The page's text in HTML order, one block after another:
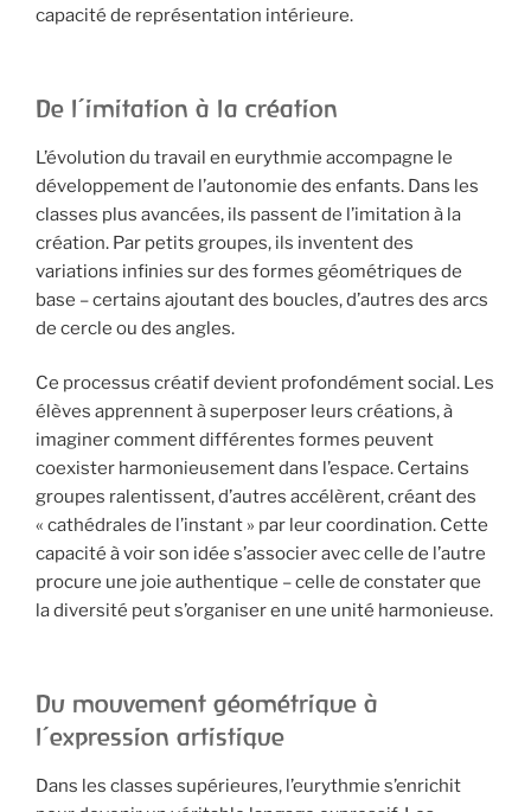
capacité de représentation intérieure.
De l’imitation à la création
L’évolution du travail en eurythmie accompagne le
développement de l’autonomie des enfants. Dans les
classes plus avancées, ils passent de l’imitation à la
création. Par petits groupes, ils inventent des
variations infinies sur des formes géométriques de
base – certains ajoutant des boucles, d’autres des arcs
de cercle ou des angles.
Ce processus créatif devient profondément social. Les
élèves apprennent à superposer leurs créations, à
imaginer comment différentes formes peuvent
coexister harmonieusement dans l’espace. Certains
groupes ralentissent, d’autres accélèrent, créant des
« cathédrales de l’instant » par leur coordination. Cette
capacité à voir son idée s’associer avec celle de l’autre
procure une joie authentique – celle de constater que
la diversité peut s’organiser en une unité harmonieuse.
Du mouvement géométrique à
l’expression artistique
Dans les classes supérieures, l’eurythmie s’enrichit